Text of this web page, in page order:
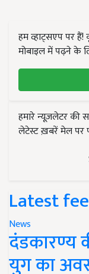
हम व्हाट्सएप पर
मोबाइल में पढ़ने के
हमारे न्यूज़लेटर की
लेटेस्ट ख़बरें मेल पर
Latest
News
दंडकारण्य
युग का